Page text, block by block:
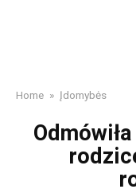
Home » Įdomybės